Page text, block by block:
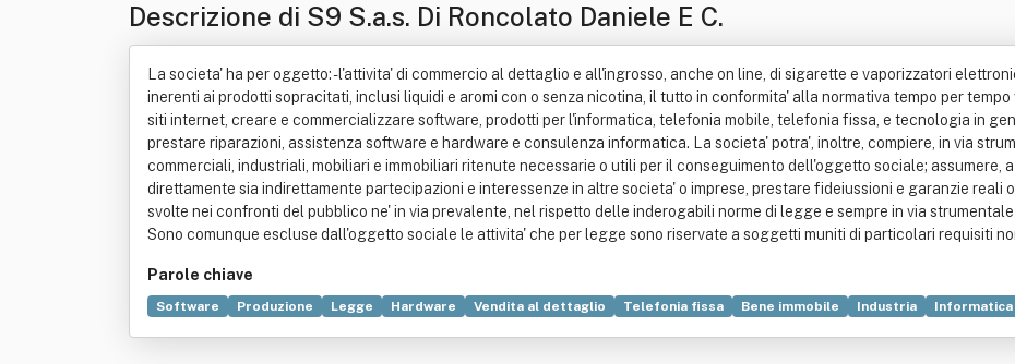
Descrizione di S9 S.a.s. Di Roncolato Daniele E C.
La societa' ha per oggetto: - l'attivita' di commercio al dettaglio e all'ingrosso, anche on line, di sigarette e vaporizzatori
inerenti ai prodotti sopracitati, inclusi liquidi e aromi con o senza nicotina, il tutto in conformita' alla normativa tempo per
siti internet, creare e commercializzare software, prodotti per l'informatica, telefonia mobile, telefonia fissa, e tecnologia in
prestare riparazioni, assistenza software e hardware e consulenza informatica. La societa' potra', inoltre, compiere, in via
commerciali, industriali, mobiliari e immobiliari ritenute necessarie o utili per il conseguimento dell'oggetto sociale; assumere,
direttamente sia indirettamente partecipazioni e interessenze in altre societa' o imprese, prestare fideiussioni e garanzie reali
svolte nei confronti del pubblico ne' in via prevalente, nel rispetto delle inderogabili norme di legge e sempre in via
Sono comunque escluse dall'oggetto sociale le attivita' che per legge sono riservate a soggetti muniti di particolari requisiti
Parole chiave
Software Produzione Legge Hardware Vendita al dettaglio Telefonia fissa Bene immobile Industria Informatica